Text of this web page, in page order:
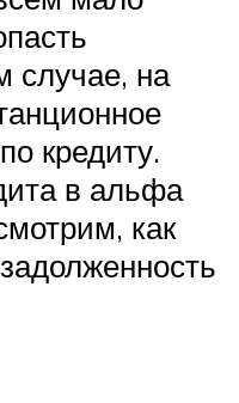
случае, на
кредиту.
в альфа
как